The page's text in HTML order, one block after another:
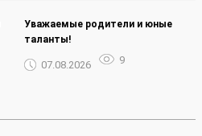
Уважаемые родители и юные
таланты!
07.08.2026 9